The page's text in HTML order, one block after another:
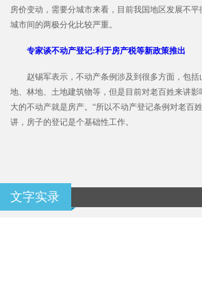
房价变动，需要分城市来看，目前我国地区发展不平
城市间的两极分化比较严重。
专家谈不动产登记:利于房产税等新政策推出
赵锡军表示，不动产条例涉及到很多方面，包括
地、林地、土地建筑物等，但是目前对老百姓来讲影
大的不动产就是房产。“所以不动产登记条例对老百
讲，房子的登记是个基础性工作。
文字实录